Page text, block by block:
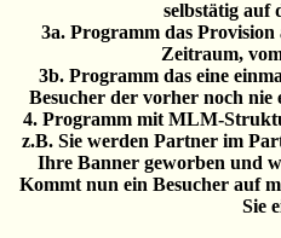
selbstätig auf
3a. Programm das Provision
Zeitraum,
3b. Programm das eine
Besucher der vorher noch nie
4. Programm mit MLM-
z.B. Sie werden Partner im
Ihre Banner geworben und
Kommt nun ein Besucher auf
Sie